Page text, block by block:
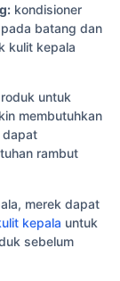
kondisioner
batang dan
kulit kepala
untuk
membutuhkan
dapat
rambut
merek dapat
kepala untuk
sebelum